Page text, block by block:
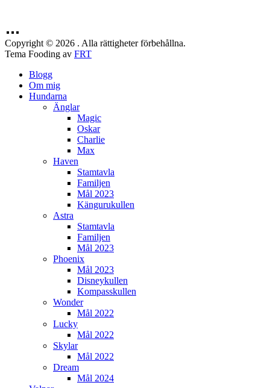
Copyright © 2026 . Alla rättigheter förbehållna.
Tema Fooding av FRT
Blogg
Om mig
Hundarna
Änglar
Magic
Oskar
Charlie
Max
Haven
Stamtavla
Familjen
Mål 2023
Kängurukullen
Astra
Stamtavla
Familjen
Mål 2023
Phoenix
Mål 2023
Disneykullen
Kompasskullen
Wonder
Mål 2022
Lucky
Mål 2022
Skylar
Mål 2022
Dream
Mål 2024